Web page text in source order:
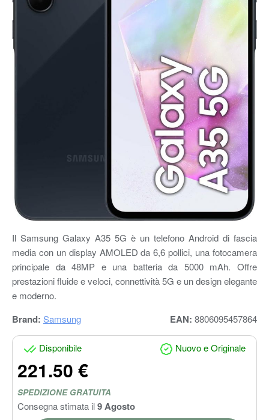
Il Samsung Galaxy A35 5G è un telefono Android di fascia
media con un display AMOLED da 6,6 pollici, una fotocamera
principale da 48MP e una batteria da 5000 mAh. Offre
prestazioni fluide e veloci, connettività 5G e un design elegante
e moderno.
Brand: Samsung EAN: 8806095457864
Disponibile Nuovo e Originale
221.50 €
SPEDIZIONE GRATUITA
Consegna stimata il9 Agosto